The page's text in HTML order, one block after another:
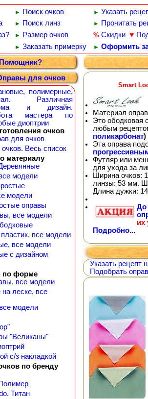
► Поиск очков ► Указать
► Поиск линз ► Прочитать
► Размер очков % Скидки ♥
► Заказать примерку ► Оформить
Помощник?
для очков
полимерные,
Различная
и дизайн.
мастера по
диоптрии
очков
для очков
Весь список
материалу
модели
модели
оправы
все модели
все модели
все модели
с дизайном
по форме
все модели
леске, все
модели
"Великаны"
с/з накладкой
по бренду
Титан
Smart
Материал
Это ободковая
любым
поликарбонат)
Эта оправа
Футляр или
для ухода за
Ширина очков:
линзы: 53 мм.
Длина дужки:
До
их
Подробно...
Указать рецепт
Подобрать